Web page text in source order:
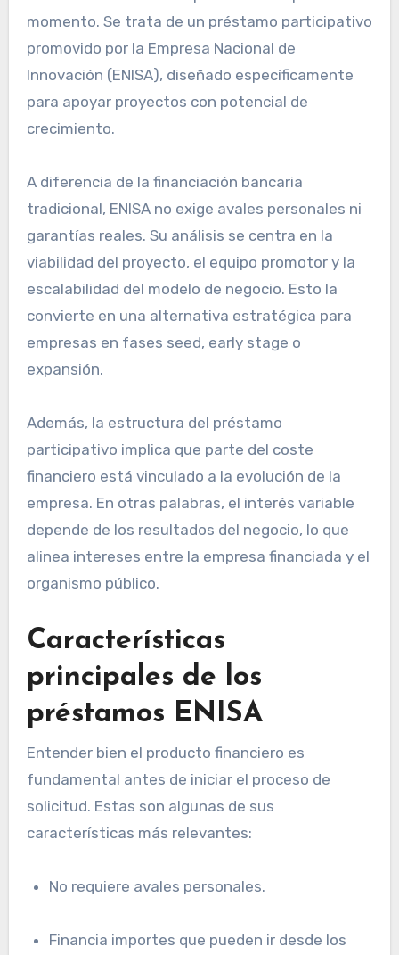
momento. Se trata de un préstamo participativo
promovido por la Empresa Nacional de
Innovación (ENISA), diseñado específicamente
para apoyar proyectos con potencial de
crecimiento.
A diferencia de la financiación bancaria
tradicional, ENISA no exige avales personales ni
garantías reales. Su análisis se centra en la
viabilidad del proyecto, el equipo promotor y la
escalabilidad del modelo de negocio. Esto la
convierte en una alternativa estratégica para
empresas en fases seed, early stage o
expansión.
Además, la estructura del préstamo
participativo implica que parte del coste
financiero está vinculado a la evolución de la
empresa. En otras palabras, el interés variable
depende de los resultados del negocio, lo que
alinea intereses entre la empresa financiada y el
organismo público.
Características
principales de los
préstamos ENISA
Entender bien el producto financiero es
fundamental antes de iniciar el proceso de
solicitud. Estas son algunas de sus
características más relevantes:
No requiere avales personales.
Financia importes que pueden ir desde los